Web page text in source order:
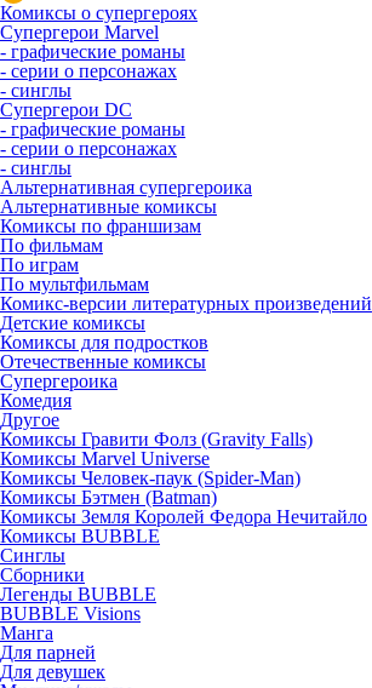
Комиксы о супергероях
Супергерои Marvel
- графические романы
- серии о персонажах
- синглы
Супергерои DC
- графические романы
- серии о персонажах
- синглы
Альтернативная супергероика
Альтернативные комиксы
Комиксы по франшизам
По фильмам
По играм
По мультфильмам
Комикс-версии литературных произведений
Детские комиксы
Комиксы для подростков
Отечественные комиксы
Супергероика
Комедия
Другое
Комиксы Гравити Фолз (Gravity Falls)
Комиксы Marvel Universe
Комиксы Человек-паук (Spider-Man)
Комиксы Бэтмен (Batman)
Комиксы Земля Королей Федора Нечитайло
Комиксы BUBBLE
Синглы
Сборники
Легенды BUBBLE
BUBBLE Visions
Манга
Для парней
Для девушек